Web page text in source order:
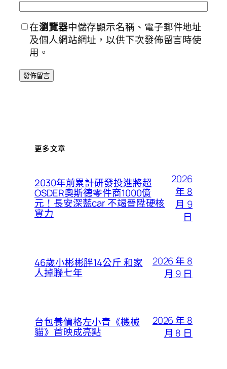
在瀏覽器中儲存顯示名稱、電子郵件地址
及個人網站網址，以供下次發佈留言時使
用。
更多文章
2030年前累計研發投進將超
OSDER奧斯德零件商1000億
元！長安深藍car 不竭晉陞硬核
實力
2026
年 8
月 9
日
46歲小彬彬胖14公斤 和家
人掉聯七年
2026 年 8
月 9 日
台包養價格左小青《機械
貓》首映成亮點
2026 年 8
月 8 日